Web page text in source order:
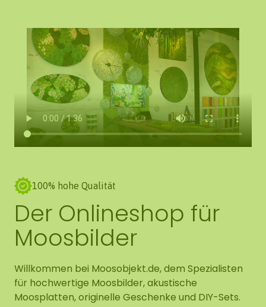
100% hohe Qualität
Der Onlineshop für
Moosbilder
Willkommen bei Moosobjekt.de, dem Spezialisten
für hochwertige Moosbilder, akustische
Moosplatten, originelle Geschenke und DIY-Sets.